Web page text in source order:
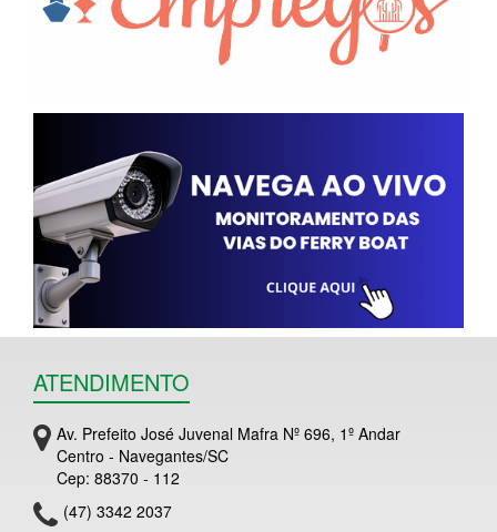
ATENDIMENTO
Av. Prefeito José Juvenal Mafra Nº 696, 1º Andar
Centro - Navegantes/SC
Cep: 88370 - 112
(47) 3342 2037